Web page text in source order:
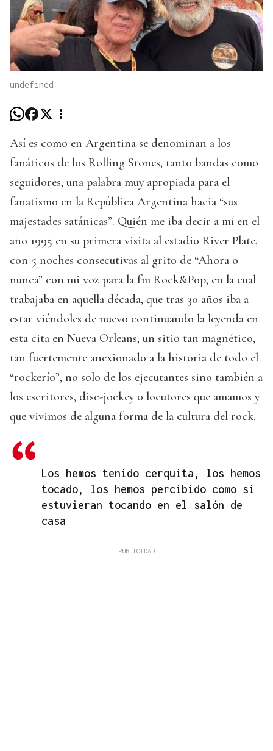
undefined
Así es como en Argentina se denominan a los
fanáticos de los Rolling Stones, tanto bandas como
seguidores, una palabra muy apropiada para el
fanatismo en la República Argentina hacia “sus
majestades satánicas”. Quién me iba decir a mí en el
año 1995 en su primera visita al estadio River Plate,
con 5 noches consecutivas al grito de “Ahora o
nunca” con mi voz para la fm Rock&Pop, en la cual
trabajaba en aquella década, que tras 30 años iba a
estar viéndoles de nuevo continuando la leyenda en
esta cita en Nueva Orleans, un sitio tan magnético,
tan fuertemente anexionado a la historia de todo el
“rockerío”, no solo de los ejecutantes sino también a
los escritores, disc-jockey o locutores que amamos y
que vivimos de alguna forma de la cultura del rock.
Los hemos tenido cerquita, los hemos
tocado, los hemos percibido como si
estuvieran tocando en el salón de
casa